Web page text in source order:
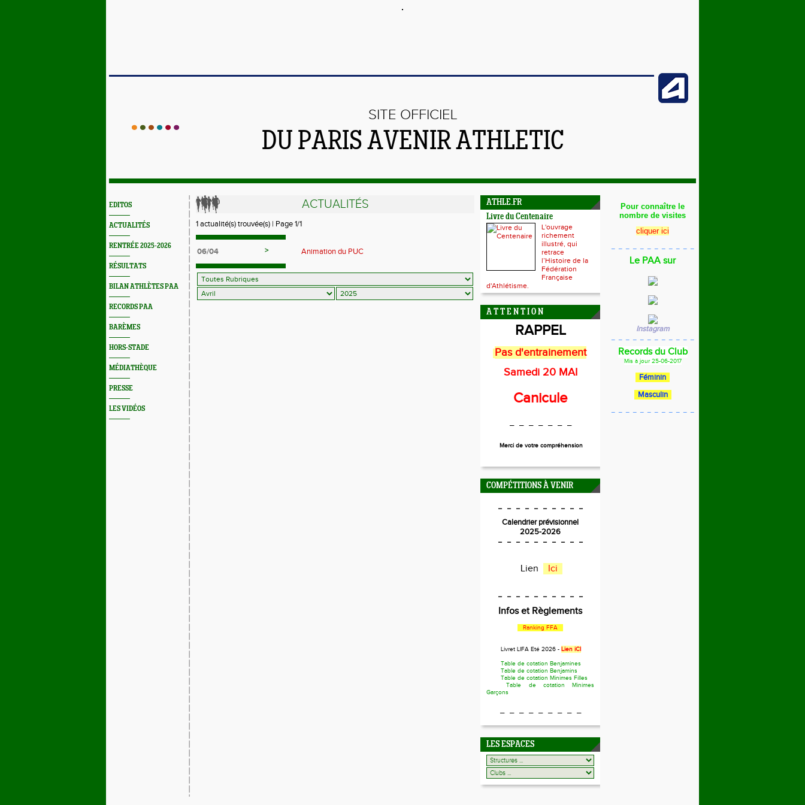
SITE OFFICIEL
DU PARIS AVENIR ATHLETIC
EDITOS
ACTUALITÉS
RENTRÉE 2025-2026
RÉSULTATS
BILAN ATHLÈTES PAA
RECORDS PAA
BARÈMES
HORS-STADE
MÉDIATHÈQUE
PRESSE
LES VIDÉOS
ACTUALITÉS
1 actualité(s) trouvée(s) | Page 1/1
06/04 > Animation du PUC
ATHLE.FR
Livre du Centenaire
L'ouvrage
richement
illustré, qui
retrace
l’Histoire de la
Fédération
Française
d'Athlétisme.
A T T E N T I O N
RAPPEL
Pas d'entrainement
Samedi 20 MAI
Canicule
Merci de votre compréhension
COMPÉTITIONS À VENIR
_ _ _ _ _ _ _ _ _ _
Calendrier prévisionnel
2025-2026
_ _ _ _ _ _ _ _ _ _
Lien Ici
_ _ _ _ _ _ _ _ _ _
Infos et Règlements
Ranking FFA
Livret LIFA Eté 2026 - Lien iCI
Table de cotation Benjamines
Table de cotation Benjamins
Table de cotation Minimes Filles
Table de cotation Minimes
Garçons
LES ESPACES
Pour connaître le
nombre de visites
cliquer ici
Le PAA sur
Instagram
Records du Club
Mis à jour 25-06-2017
Féminin
Masculin